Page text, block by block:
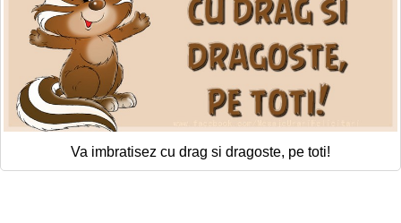
Va imbratisez cu drag si dragoste, pe toti!